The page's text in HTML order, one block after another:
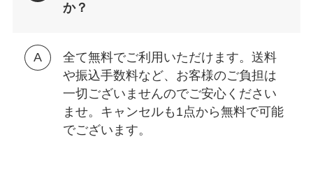
か？
全て無料でご利用いただけます。送料
や振込手数料など、お客様のご負担は
一切ございませんのでご安心ください
ませ。キャンセルも1点から無料で可能
でございます。